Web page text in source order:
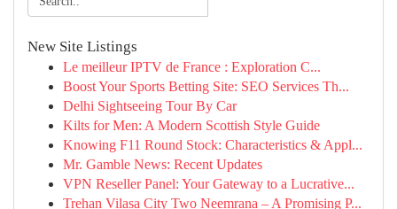
New Site Listings
Le meilleur IPTV de France : Exploration C...
Boost Your Sports Betting Site: SEO Services Th...
Delhi Sightseeing Tour By Car
Kilts for Men: A Modern Scottish Style Guide
Knowing F11 Round Stock: Characteristics & Appl...
Mr. Gamble News: Recent Updates
VPN Reseller Panel: Your Gateway to a Lucrative...
Trehan Vilasa City Two Neemrana – A Promising P...